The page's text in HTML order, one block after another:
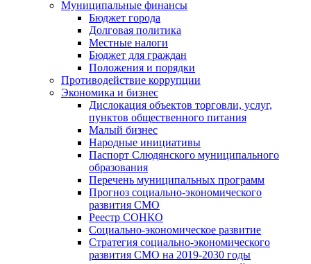
Муниципальные финансы
Бюджет города
Долговая политика
Местные налоги
Бюджет для граждан
Положения и порядки
Противодействие коррупции
Экономика и бизнес
Дислокация объектов торговли, услуг,
пунктов общественного питания
Малый бизнес
Народные инициативы
Паспорт Слюдянского муниципального
образования
Перечень муниципальных программ
Прогноз социально-экономического
развития СМО
Реестр СОНКО
Социально-экономическое развитие
Стратегия социально-экономического
развития СМО на 2019-2030 годы